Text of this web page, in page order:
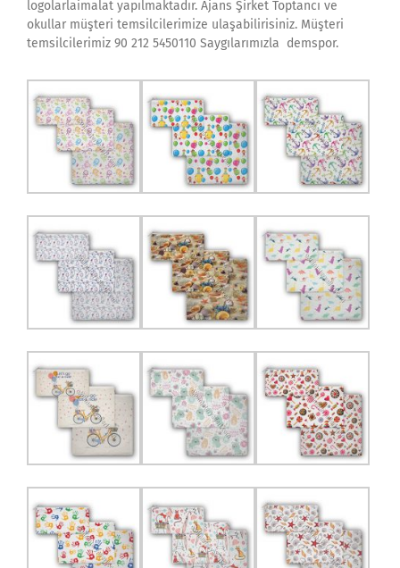
logolarlaimalat yapılmaktadır. Ajans Şirket Toptancı ve
okullar müşteri temsilcilerimize ulaşabilirisiniz. Müşteri
temsilcilerimiz 90 212 5450110 Saygılarımızla demspor.